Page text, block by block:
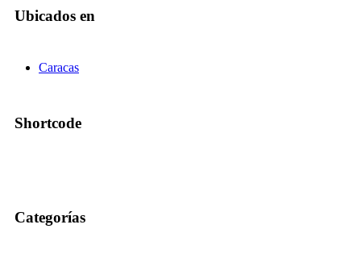
Ubicados en
Caracas
Shortcode
Categorías